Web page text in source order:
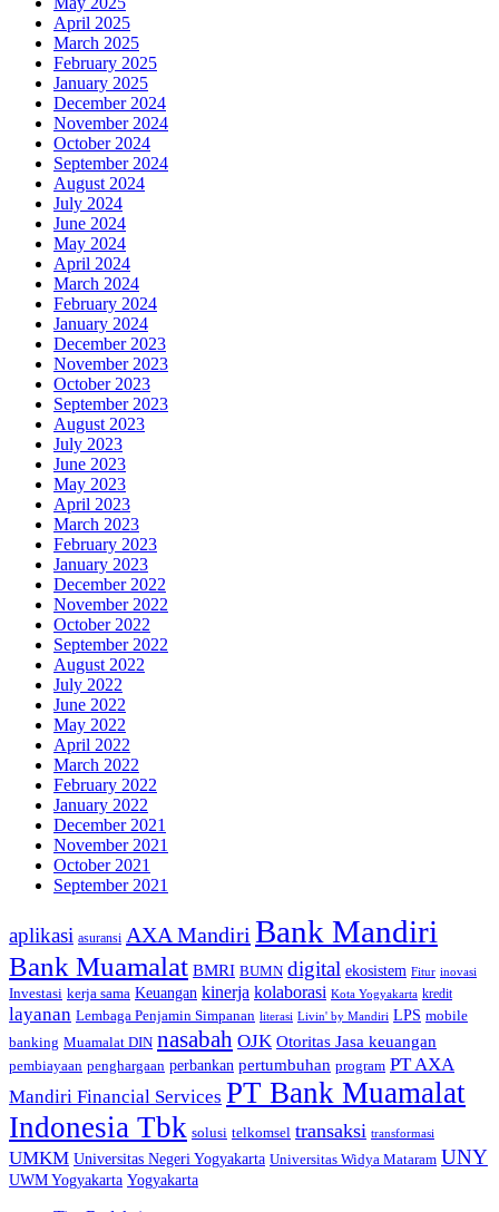
April 2025
March 2025
February 2025
January 2025
December 2024
November 2024
October 2024
September 2024
August 2024
July 2024
June 2024
May 2024
April 2024
March 2024
February 2024
January 2024
December 2023
November 2023
October 2023
September 2023
August 2023
July 2023
June 2023
May 2023
April 2023
March 2023
February 2023
January 2023
December 2022
November 2022
October 2022
September 2022
August 2022
July 2022
June 2022
May 2022
April 2022
March 2022
February 2022
January 2022
December 2021
November 2021
October 2021
September 2021
aplikasi asuransi AXA Mandiri Bank Mandiri
Bank Muamalat BMRI BUMN digital ekosistem Fitur inovasi
Investasi kerja sama Keuangan kinerja kolaborasi Kota Yogyakarta kredit
layanan Lembaga Penjamin Simpanan literasi Livin' by Mandiri LPS mobile
banking Muamalat DIN nasabah OJK Otoritas Jasa keuangan
pembiayaan penghargaan perbankan pertumbuhan program PT AXA
Mandiri Financial Services PT Bank Muamalat
Indonesia Tbk solusi telkomsel transaksi transformasi
UMKM Universitas Negeri Yogyakarta Universitas Widya Mataram UNY
UWM Yogyakarta Yogyakarta